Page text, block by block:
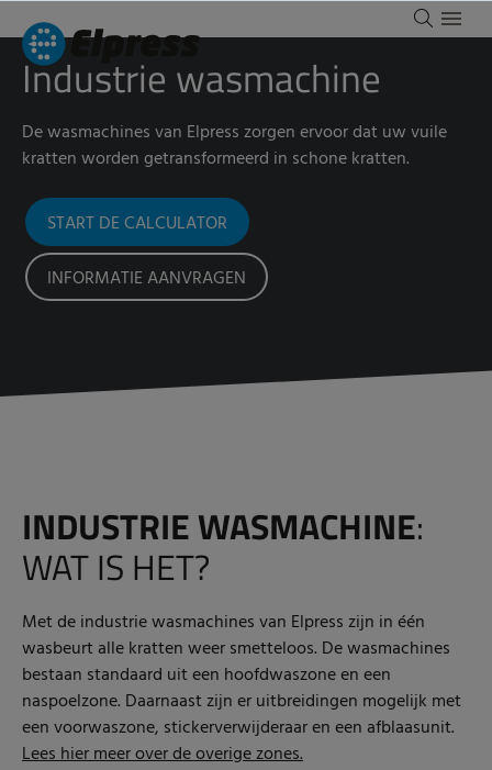
Industrie wasmachine
De wasmachines van Elpress zorgen ervoor dat uw vuile
kratten worden getransformeerd in schone kratten.
START DE CALCULATOR
INFORMATIE AANVRAGEN
INDUSTRIE WASMACHINE:
WAT IS HET?
Met de industrie wasmachines van Elpress zijn in één
wasbeurt alle kratten weer smetteloos. De wasmachines
bestaan standaard uit een hoofdwaszone en een
naspoelzone. Daarnaast zijn er uitbreidingen mogelijk met
een voorwaszone, stickerverwijderaar en een afblaasunit.
Lees hier meer over de overigezones.